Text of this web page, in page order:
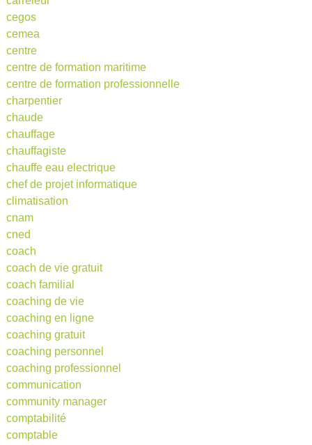
cegos
cemea
centre
centre de formation maritime
centre de formation professionnelle
charpentier
chaude
chauffage
chauffagiste
chauffe eau electrique
chef de projet informatique
climatisation
cnam
cned
coach
coach de vie gratuit
coach familial
coaching de vie
coaching en ligne
coaching gratuit
coaching personnel
coaching professionnel
communication
community manager
comptabilité
comptable